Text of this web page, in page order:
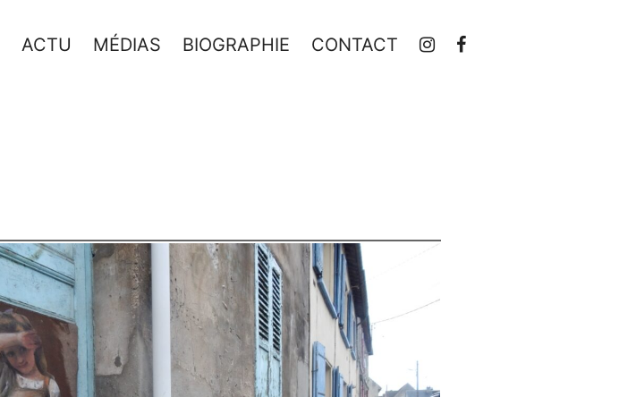
ACTU MÉDIAS BIOGRAPHIE CONTACT